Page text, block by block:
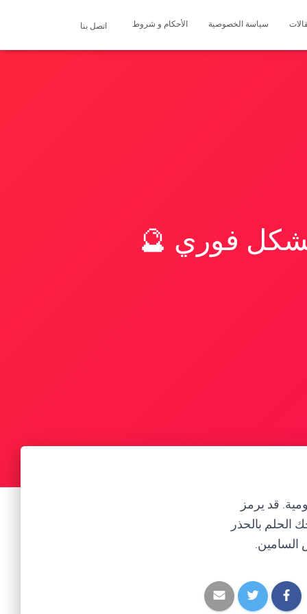
سياسة الخصوصية الأحكام و شروط اتصل بنا
فوري 🔮
قد يرمز
بالحذر
السامين.